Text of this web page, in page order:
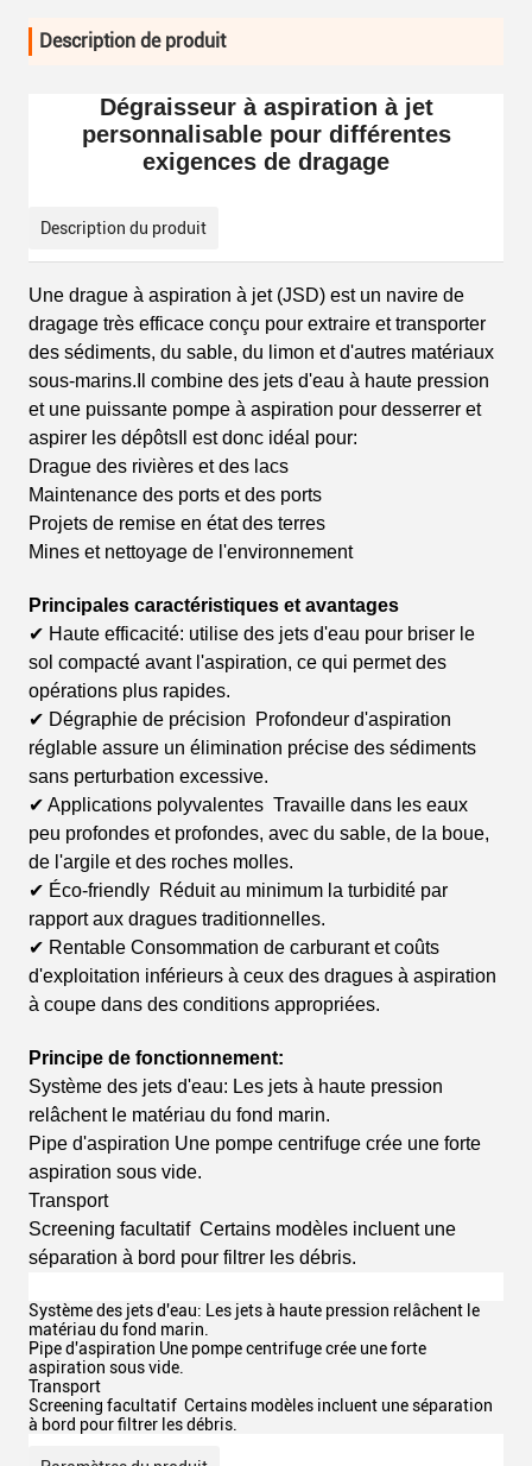
Description de produit
Dégraisseur à aspiration à jet
personnalisable pour différentes
exigences de dragage
Description du produit
Une drague à aspiration à jet (JSD) est un navire de
dragage très efficace conçu pour extraire et transporter
des sédiments, du sable, du limon et d'autres matériaux
sous-marins.Il combine des jets d'eau à haute pression
et une puissante pompe à aspiration pour desserrer et
aspirer les dépôtsIl est donc idéal pour:
Drague des rivières et des lacs
Maintenance des ports et des ports
Projets de remise en état des terres
Mines et nettoyage de l'environnement
Principales caractéristiques et avantages
✔ Haute efficacité: utilise des jets d'eau pour briser le
sol compacté avant l'aspiration, ce qui permet des
opérations plus rapides.
✔ Dégraphie de précision ️ Profondeur d'aspiration
réglable assure un élimination précise des sédiments
sans perturbation excessive.
✔ Applications polyvalentes ️ Travaille dans les eaux
peu profondes et profondes, avec du sable, de la boue,
de l'argile et des roches molles.
✔ Éco-friendly ️ Réduit au minimum la turbidité par
rapport aux dragues traditionnelles.
✔ Rentable Consommation de carburant et coûts
d'exploitation inférieurs à ceux des dragues à aspiration
à coupe dans des conditions appropriées.
Principe de fonctionnement:
Système des jets d'eau: Les jets à haute pression
relâchent le matériau du fond marin.
Pipe d'aspiration Une pompe centrifuge crée une forte
aspiration sous vide.
Transport
Screening facultatif ️ Certains modèles incluent une
séparation à bord pour filtrer les débris.
Système des jets d'eau: Les jets à haute pression relâchent le
matériau du fond marin.
Pipe d'aspiration Une pompe centrifuge crée une forte
aspiration sous vide.
Transport
Screening facultatif ️ Certains modèles incluent une séparation
à bord pour filtrer les débris.